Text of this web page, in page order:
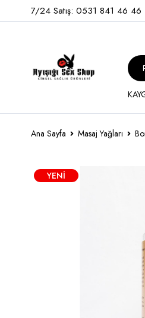
7/24 Satış: 0531 841 46 46
Ana Sayfa Masaj Yağları
YENI